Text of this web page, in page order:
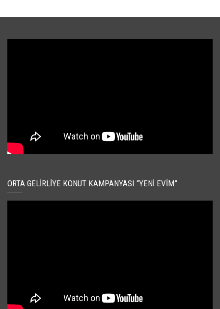
ORTA GELIRLIYE KONUT KAMPANYASI “YENI EVIM”